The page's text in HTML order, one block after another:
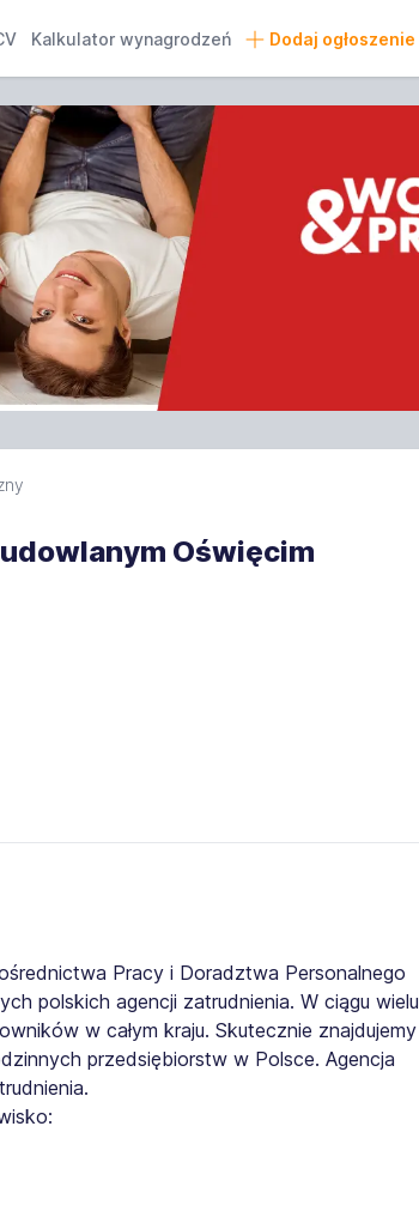
Kalkulator wynagrodzeń Dodaj ogłoszenie
Oświęcim
Pracy i Doradztwa Personalnego
polskich agencji zatrudnienia. W ciągu wielu
w całym kraju. Skutecznie znajdujemy
przedsiębiorstw w Polsce. Agencja